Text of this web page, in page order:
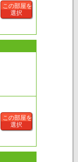
この部屋を
選択
この部屋を
選択